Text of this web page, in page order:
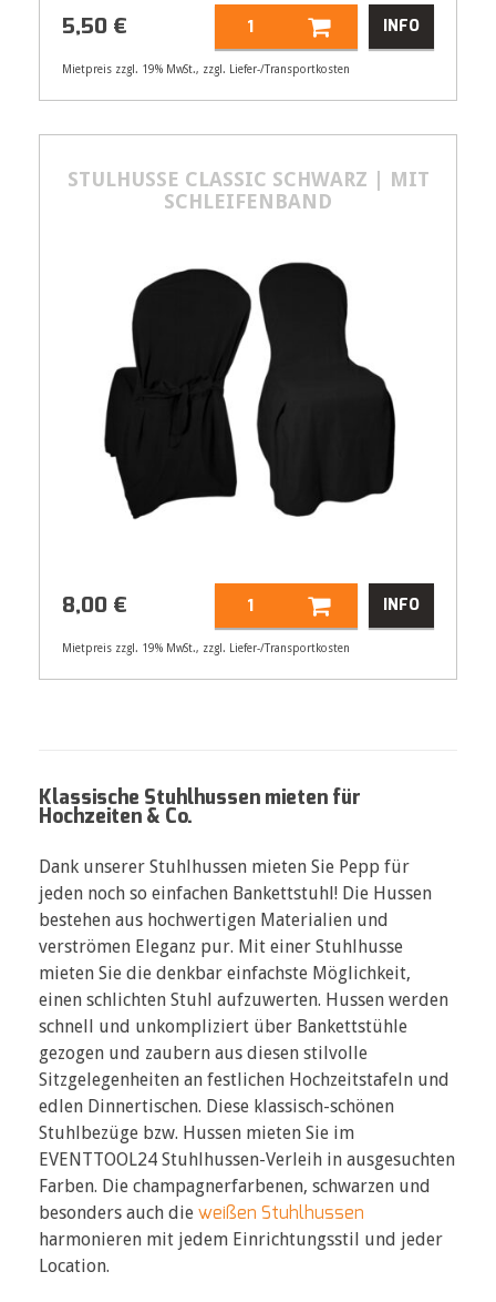
Artikelnummer 21550
5,50 € INFO
Mietpreis zzgl. 19% MwSt., zzgl. Liefer-/Transportkosten
STULHUSSE CLASSIC SCHWARZ | MIT
SCHLEIFENBAND
8,00 € INFO
Mietpreis zzgl. 19% MwSt., zzgl. Liefer-/Transportkosten
Klassische Stuhlhussen mieten für
Hochzeiten & Co.
Dank unserer Stuhlhussen mieten Sie Pepp für
jeden noch so einfachen Bankettstuhl! Die Hussen
bestehen aus hochwertigen Materialien und
verströmen Eleganz pur. Mit einer Stuhlhusse
mieten Sie die denkbar einfachste Möglichkeit,
einen schlichten Stuhl aufzuwerten. Hussen werden
schnell und unkompliziert über Bankettstühle
gezogen und zaubern aus diesen stilvolle
Sitzgelegenheiten an festlichen Hochzeitstafeln und
edlen Dinnertischen. Diese klassisch-schönen
Stuhlbezüge bzw. Hussen mieten Sie im
EVENTTOOL24 Stuhlhussen-Verleih in ausgesuchten
Farben. Die champagnerfarbenen, schwarzen und
besonders auch die weißen Stuhlhussen
harmonieren mit jedem Einrichtungsstil und jeder
Location.